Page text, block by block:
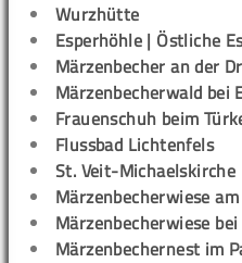
Wurzhütte
Esperhöhle | Östliche
Märzenbecher an der
Märzenbecherwald
Frauenschuh beim
Flussbad Lichtenfels
St. Veit-Michaelskirche
Märzenbecherwiese
Märzenbecherwiese
Märzenbechernest im